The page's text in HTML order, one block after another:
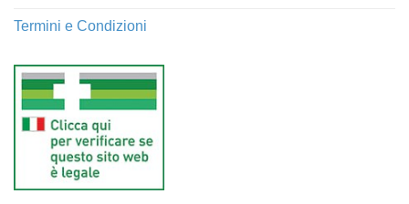
Termini e Condizioni